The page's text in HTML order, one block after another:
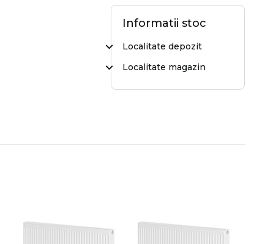
Informatii stoc
Localitate depozit
Localitate magazin